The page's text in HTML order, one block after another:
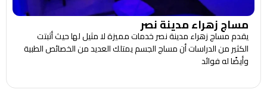
مساج زهراء مدينة نصر
يقدم مساج زهراء مدينة نصر خدمات مميزة لا مثيل لها حيث أثبتت
الكثير من الدراسات أن مساج الجسم يمتلك العديد من الخصائص الطبية
وأيضًا له فوائد